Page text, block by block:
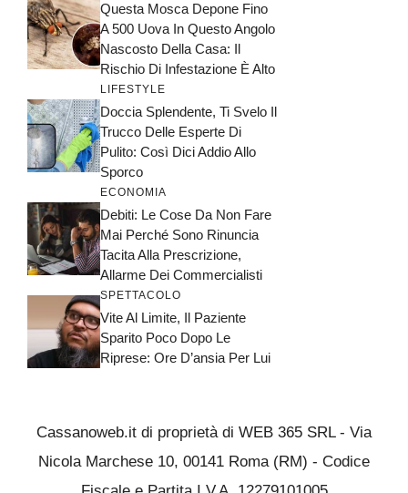
Questa Mosca Depone Fino
A 500 Uova In Questo Angolo
Nascosto Della Casa: Il
Rischio Di Infestazione È Alto
LIFESTYLE
Doccia Splendente, Ti Svelo Il
Trucco Delle Esperte Di
Pulito: Così Dici Addio Allo
Sporco
ECONOMIA
Debiti: Le Cose Da Non Fare
Mai Perché Sono Rinuncia
Tacita Alla Prescrizione,
Allarme Dei Commercialisti
SPETTACOLO
Vite Al Limite, Il Paziente
Sparito Poco Dopo Le
Riprese: Ore D’ansia Per Lui
Cassanoweb.it di proprietà di WEB 365 SRL - Via
Nicola Marchese 10, 00141 Roma (RM) - Codice